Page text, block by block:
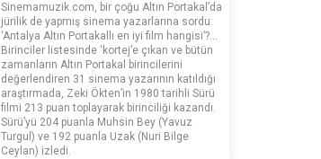
Sinemamuzik.com, bir çoğu Altın Portakal’da
jürilik de yapmış sinema yazarlarına sordu:
‘Antalya Altın Portakallı en iyi film hangisi’?...
Birinciler listesinde ‘kortej’e çıkan ve bütün
zamanların Altın Portakal birincilerini
değerlendiren 31 sinema yazarının katıldığı
araştırmada, Zeki Ökten’in 1980 tarihli Sürü
filmi 213 puan toplayarak birinciliği kazandı.
Sürü’yü 204 puanla Muhsin Bey (Yavuz
Turgul) ve 192 puanla Uzak (Nuri Bilge
Ceylan) izledi.